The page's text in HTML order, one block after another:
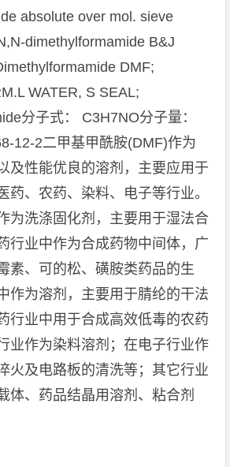
absolute over mol. sieve
dimethylformamide B&J
DMF;
WATER, S SEAL;
分子式： C3H7NO分子量：
12-2二甲基甲酰胺(DMF)作为
及性能优良的溶剂，主要应用于
药、农药、染料、电子等行业。
为洗涤固化剂，主要用于湿法合
行业中作为合成药物中间体，广
素、可的松、磺胺类药品的生
作为溶剂，主要用于腈纶的干法
行业中用于合成高效低毒的农药
业作为染料溶剂；在电子行业作
火及电路板的清洗等；其它行业
体、药品结晶用溶剂、粘合剂